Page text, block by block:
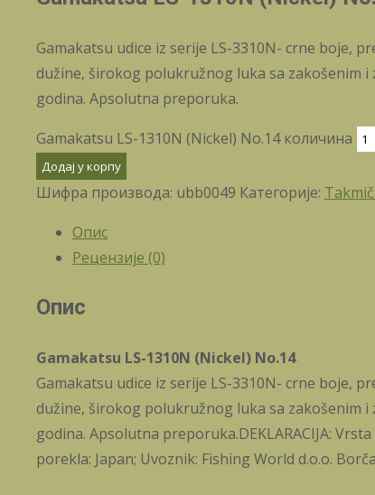
Gamakatsu udice iz serije LS-3310N- crne boje,
dužine, širokog polukružnog luka sa zakošenim
godina. Apsolutna preporuka.
Gamakatsu LS-1310N (Nickel) No.14 количина
Додај у корпу
Шифра производа: ubb0049 Категорије:
Опис
Рецензије (0)
Опис
Gamakatsu LS-1310N (Nickel) No.14
Gamakatsu udice iz serije LS-3310N- crne boje,
dužine, širokog polukružnog luka sa zakošenim
godina. Apsolutna preporuka.DEKLARACIJA:
porekla: Japan; Uvoznik: Fishing World d.o.o.